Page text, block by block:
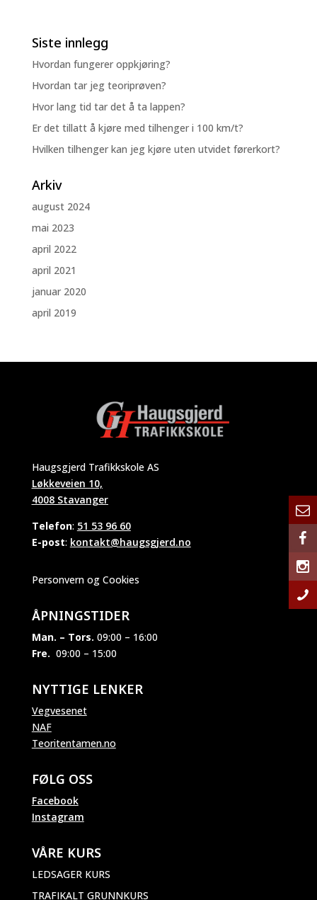
Siste innlegg
Hvordan fungerer oppkjøring?
Hvordan tar jeg teoriprøven?
Hvor lang tid tar det å ta lappen?
Er det tillatt å kjøre med tilhenger i 100 km/t?
Hvilken tilhenger kan jeg kjøre uten utvidet førerkort?
Arkiv
august 2024
mai 2023
april 2022
april 2021
januar 2020
april 2019
Haugsgjerd Trafikkskole AS
Løkkeveien 10,
4008 Stavanger
Telefon: 51 53 96 60
E-post: kontakt@haugsgjerd.no
Personvern og Cookies
ÅPNINGSTIDER
Man. – Tors. 09:00 – 16:00
Fre. 09:00 – 15:00
NYTTIGE LENKER
Vegvesenet
NAF
Teoritentamen.no
FØLG OSS
Facebook
Instagram
VÅRE KURS
LEDSAGER KURS
TRAFIKALT GRUNNKURS